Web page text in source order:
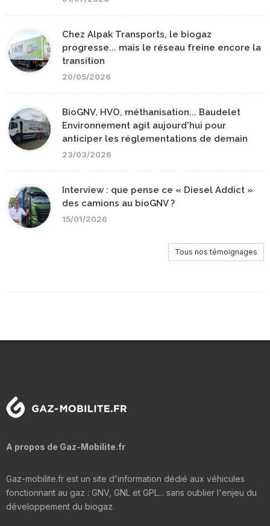
Chez Alpak Transports, le biogaz
progresse... mais le réseau freine encore la
transition
20/05/2026
BioGNV, HVO, méthanisation... Baudelet
Environnement agit aujourd'hui pour
anticiper les réglementations de demain
23/03/2026
Interview : que pense ce « Diesel Addict »
des camions au bioGNV ?
15/01/2026
Tous nos témoignages
A propos de Gaz-Mobilite.fr
Gaz-mobilite.fr est un site d'information dédié aux véhicules
fonctionnant au gaz : GNV, GNL et GPL... sans oublier l'enjeu du
développement du biogaz.